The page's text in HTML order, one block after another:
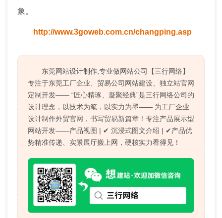
象。
http://www.3goweb.com.cn/changping.asp
东莞网站设计制作,专业做网站公司【三行网络】
专注于东莞工厂企业、贸易公司网站建设、独立站官网
定制开发—— “匠心精琢、凝聚经典”是三行网络公司的
设计理念，以技术为笔，以实力为墨—— 为工厂企业
设计制作外贸官网，书写贸易新篇章！专注产品展示型
网站开发——产品视图 | ✔ 沉浸式图文介绍 | ✔产品优
势精准传递、实景展厅搬上网，硬核实力看得见！